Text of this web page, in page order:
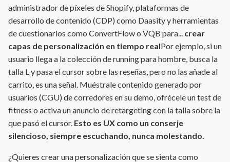
administrador de píxeles de Shopify, plataformas de
desarrollo de contenido (CDP) como Daasity y herramientas
de cuestionarios como ConvertFlow o VQB para... crear
capas de personalización en tiempo realPor ejemplo, si un
usuario llega a la colección de running para hombre, busca la
talla L y pasa el cursor sobre las reseñas, pero no las añade al
carrito, es una señal. Muéstrale contenido generado por
usuarios (CGU) de corredores en su demo, ofrécele un test de
fitness o activa un anuncio de retargeting con la talla sobre la
que pasó el cursor. Esto es UX como un conserje
silencioso, siempre escuchando, nunca molestando.
¿Quieres crear una personalización que se sienta como